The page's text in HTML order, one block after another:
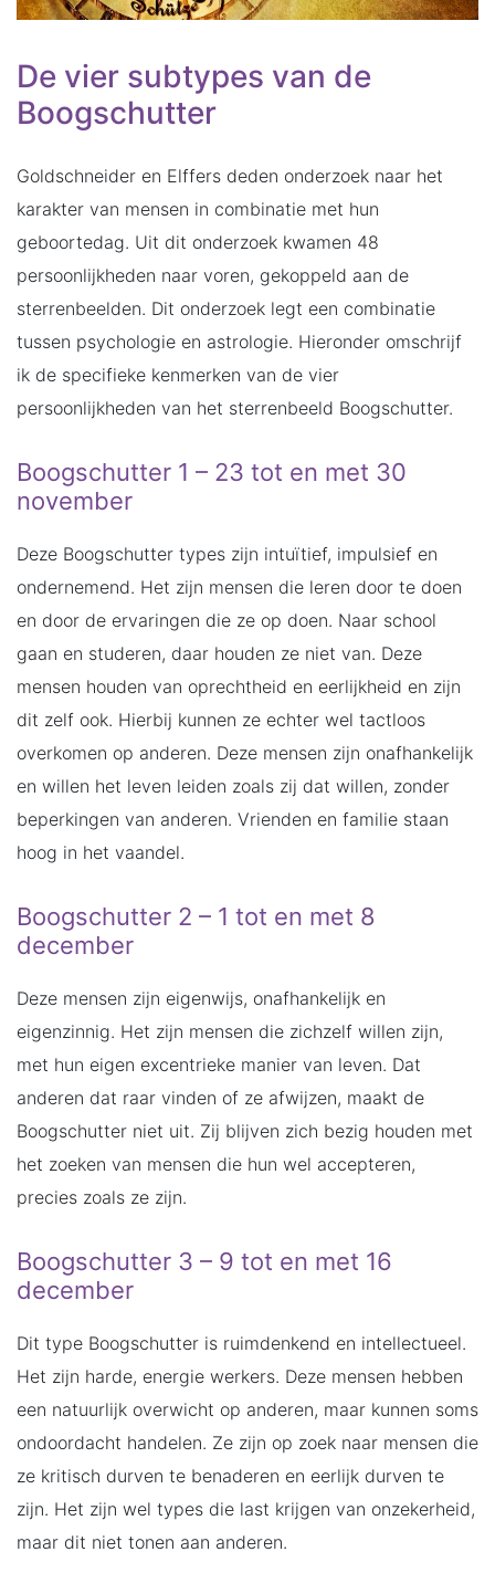
De vier subtypes van de
Boogschutter
Goldschneider en Elffers deden onderzoek naar het
karakter van mensen in combinatie met hun
geboortedag. Uit dit onderzoek kwamen 48
persoonlijkheden naar voren, gekoppeld aan de
sterrenbeelden. Dit onderzoek legt een combinatie
tussen psychologie en astrologie. Hieronder omschrijf
ik de specifieke kenmerken van de vier
persoonlijkheden van het sterrenbeeld Boogschutter.
Boogschutter 1 – 23 tot en met 30
november
Deze Boogschutter types zijn intuïtief, impulsief en
ondernemend. Het zijn mensen die leren door te doen
en door de ervaringen die ze op doen. Naar school
gaan en studeren, daar houden ze niet van. Deze
mensen houden van oprechtheid en eerlijkheid en zijn
dit zelf ook. Hierbij kunnen ze echter wel tactloos
overkomen op anderen. Deze mensen zijn onafhankelijk
en willen het leven leiden zoals zij dat willen, zonder
beperkingen van anderen. Vrienden en familie staan
hoog in het vaandel.
Boogschutter 2 – 1 tot en met 8
december
Deze mensen zijn eigenwijs, onafhankelijk en
eigenzinnig. Het zijn mensen die zichzelf willen zijn,
met hun eigen excentrieke manier van leven. Dat
anderen dat raar vinden of ze afwijzen, maakt de
Boogschutter niet uit. Zij blijven zich bezig houden met
het zoeken van mensen die hun wel accepteren,
precies zoals ze zijn.
Boogschutter 3 – 9 tot en met 16
december
Dit type Boogschutter is ruimdenkend en intellectueel.
Het zijn harde, energie werkers. Deze mensen hebben
een natuurlijk overwicht op anderen, maar kunnen soms
ondoordacht handelen. Ze zijn op zoek naar mensen die
ze kritisch durven te benaderen en eerlijk durven te
zijn. Het zijn wel types die last krijgen van onzekerheid,
maar dit niet tonen aan anderen.